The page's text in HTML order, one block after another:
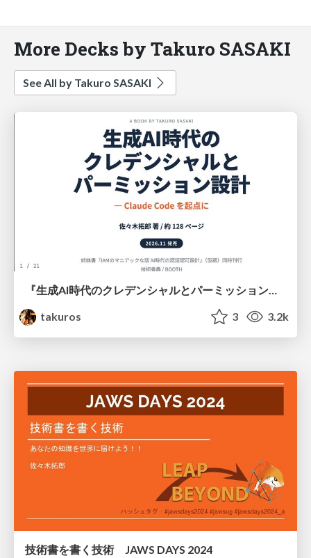
More Decks by Takuro SASAKI
See All by Takuro SASAKI
『生成AI時代のクレデンシャルとパーミッション設計 — Claude Code を起点に』の執筆企画
takuros
3 3.2k
技術書を書く技術 JAWS DAYS 2024